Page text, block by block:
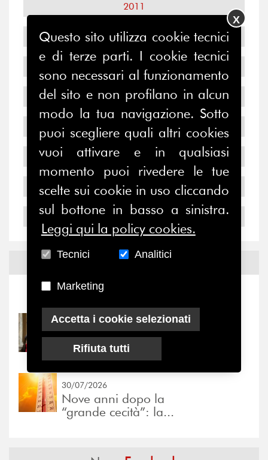
2011
2010
2008
2006
2005
2004
Notizie ed
31/07/2026
Prima della pausa estiva,
il valore di...
30/07/2026
Nove anni dopo la
“grande cecità”: la...
Questo sito utilizza cookie tecnici
e di terze parti. I cookie tecnici
sono necessari al funzionamento
del sito e non profilano in alcun
modo la tua navigazione. Sotto
puoi scegliere quali altri cookies
vuoi attivare e in qualsiasi
momento puoi rivedere le tue
scelte sui cookie in uso cliccando
sul bottone in basso a sinistra.
Leggi qui la policy cookies.
Tecnici Analitici
Marketing
Accetta i cookie selezionati
Rifiuta tutti
X